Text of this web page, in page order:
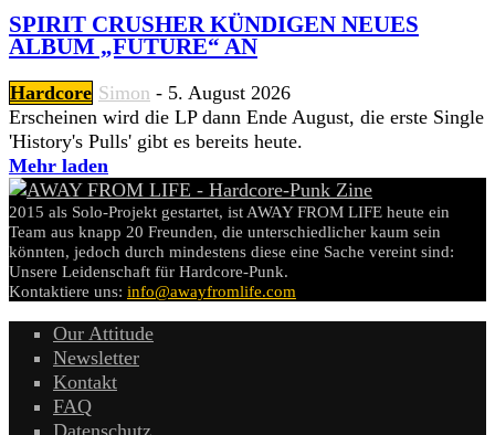
SPIRIT CRUSHER KÜNDIGEN NEUES
ALBUM „FUTURE“ AN
Hardcore Simon - 5. August 2026
Erscheinen wird die LP dann Ende August, die erste Single
'History's Pulls' gibt es bereits heute.
Mehr laden
2015 als Solo-Projekt gestartet, ist AWAY FROM LIFE heute ein
Team aus knapp 20 Freunden, die unterschiedlicher kaum sein
könnten, jedoch durch mindestens diese eine Sache vereint sind:
Unsere Leidenschaft für Hardcore-Punk.
Kontaktiere uns: info@awayfromlife.com
Our Attitude
Newsletter
Kontakt
FAQ